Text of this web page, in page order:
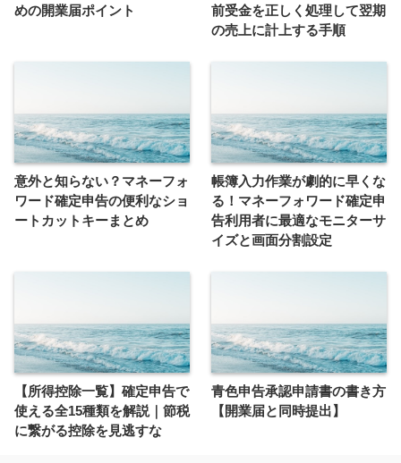
めの開業届ポイント
前受金を正しく処理して翌期
の売上に計上する手順
意外と知らない？マネーフォ
ワード確定申告の便利なショ
ートカットキーまとめ
帳簿入力作業が劇的に早くな
る！マネーフォワード確定申
告利用者に最適なモニターサ
イズと画面分割設定
【所得控除一覧】確定申告で
使える全15種類を解説｜節税
に繋がる控除を見逃すな
青色申告承認申請書の書き方
【開業届と同時提出】